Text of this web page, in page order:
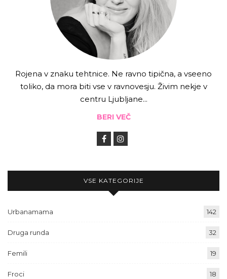
Rojena v znaku tehtnice. Ne ravno tipična, a vseeno
toliko, da mora biti vse v ravnovesju. Živim nekje v
centru Ljubljane...
BERI VEČ
VSE KATEGORIJE
Urbanamama 142
Druga runda 32
Femili 19
Froci 18